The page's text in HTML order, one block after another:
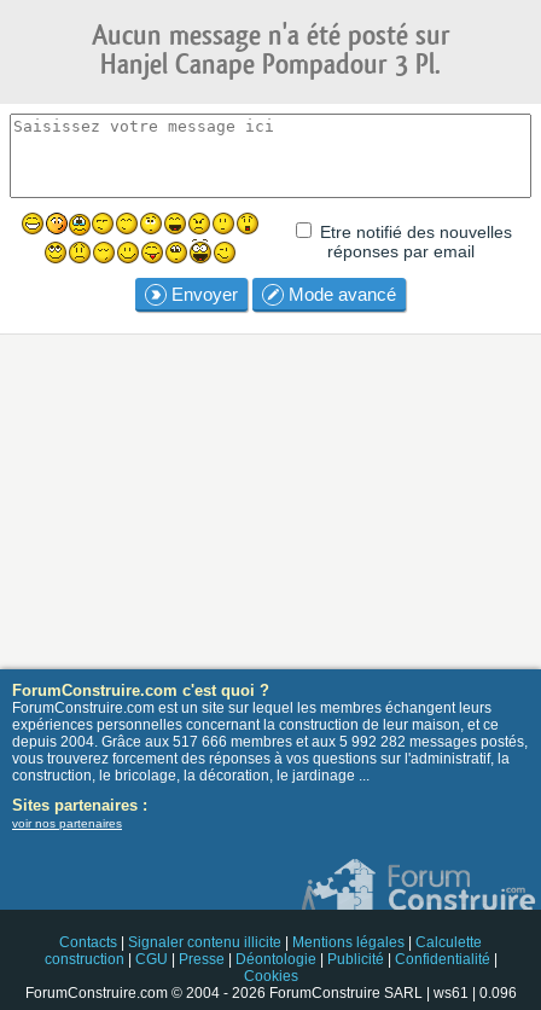
Aucun message n'a été posté sur
Hanjel Canape Pompadour 3 Pl.
Etre notifié des nouvelles
réponses par email
Envoyer Mode avancé
ForumConstruire.com c'est quoi ?
ForumConstruire.com est un site sur lequel les membres échangent leurs
expériences personnelles concernant la construction de leur maison, et ce
depuis 2004. Grâce aux 517 666 membres et aux 5 992 282 messages postés,
vous trouverez forcement des réponses à vos questions sur l'administratif, la
construction, le bricolage, la décoration, le jardinage ...
Sites partenaires :
voir nos partenaires
Contacts Signaler contenu illicite Mentions légales
Calculette
construction
CGU Presse Déontologie Publicité Confidentialité
Cookies
ForumConstruire.com © 2004 - 2026 ForumConstruire SARL | ws61 | 0.096